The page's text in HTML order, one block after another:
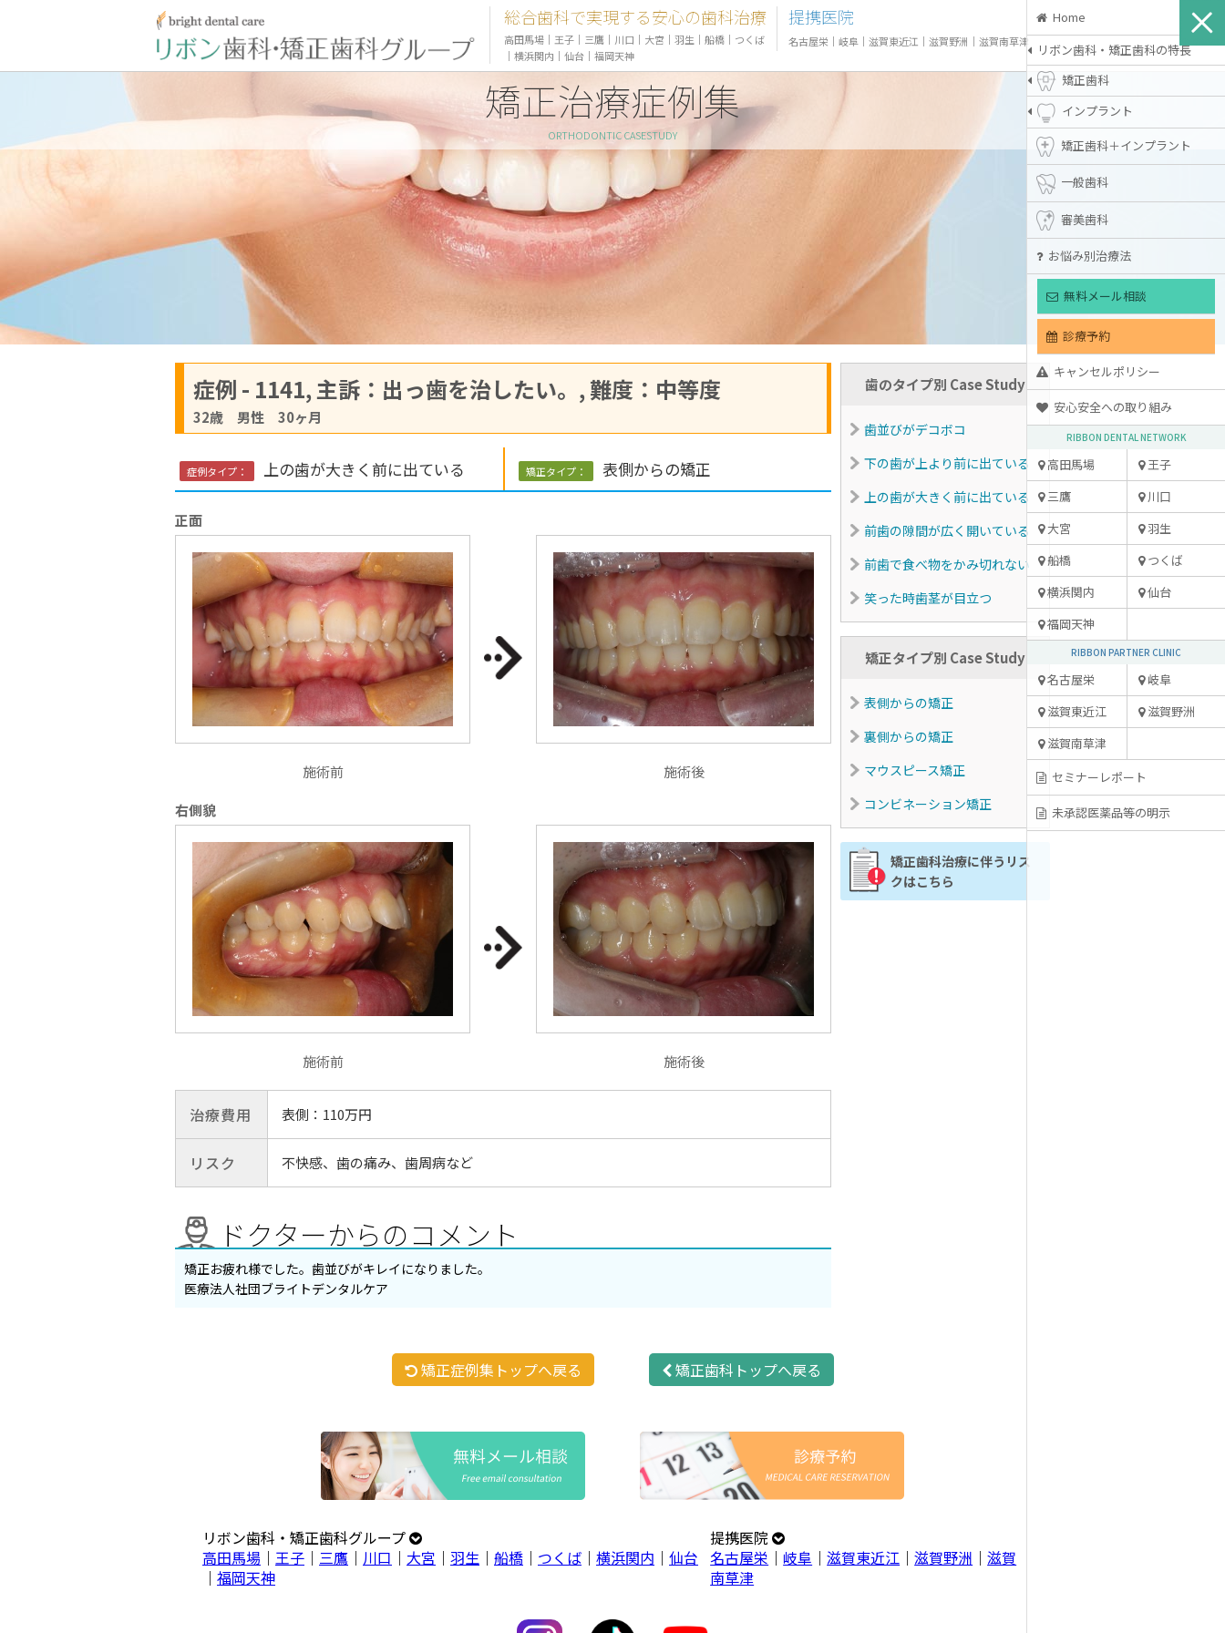
Home
リボン歯科・矯正歯科の特長
矯正歯科
インプラント
矯正歯科＋インプラント
一般歯科
審美歯科
お悩み別治療法
無料メール相談
診療予約
キャンセルポリシー
安心安全への取り組み
RIBBON DENTAL NETWORK
高田馬場
王子
三鷹
川口
大宮
羽生
船橋
つくば
横浜関内
仙台
福岡天神
RIBBON PARTNER CLINIC
名古屋栄
岐阜
滋賀東近江
滋賀野洲
滋賀南草津
セミナーレポート
未承認医薬品等の明示
総合歯科で実現する安心の歯科治療
高田馬場 ｜ 王子 ｜ 三鷹 ｜ 川口 ｜ 大宮 ｜ 羽生 ｜ 船橋 ｜ つくば
｜ 横浜関内 ｜ 仙台 ｜ 福岡天神
提携医院
名古屋栄 ｜ 岐阜 ｜ 滋賀東近江 ｜ 滋賀野洲 ｜ 滋賀南草津
矯正治療症例集
ORTHODONTIC CASESTUDY
症例 - 1141, 主訴：出っ歯を治したい。, 難度：中等度
32歳 男性 30ヶ月
症例タイプ： 上の歯が大きく前に出ている 矯正タイプ： 表側からの矯正
正面
施術前 施術後
右側貌
施術前 施術後
治療費用 表側：110万円
リスク 不快感、歯の痛み、歯周病など
ドクターからのコメント
矯正お疲れ様でした。歯並びがキレイになりました。
医療法人社団ブライトデンタルケア
歯のタイプ別 Case Study
歯並びがデコボコ
下の歯が上より前に出ている
上の歯が大きく前に出ている
前歯の隙間が広く開いている
前歯で食べ物をかみ切れない
笑った時歯茎が目立つ
矯正タイプ別 Case Study
表側からの矯正
裏側からの矯正
マウスピース矯正
コンビネーション矯正
矯正歯科治療に伴うリス
クはこちら
矯正症例集トップへ戻る 矯正歯科トップへ戻る
リボン歯科・矯正歯科グループ
高田馬場 ｜ 王子 ｜ 三鷹 ｜ 川口 ｜ 大宮 ｜ 羽生 ｜ 船橋 ｜ つくば ｜ 横浜関内 ｜ 仙台
｜ 福岡天神
提携医院
名古屋栄 ｜岐阜 ｜滋賀東近江 ｜滋賀野洲 ｜滋賀
南草津